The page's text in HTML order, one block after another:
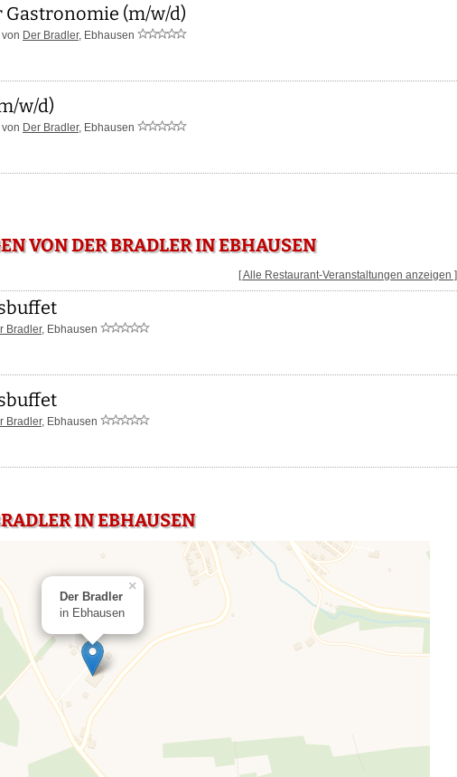
(m/w/d)
Der Bradler, Ebhausen
w/d)
Der Bradler, Ebhausen
VON DER BRADLER IN EBHAUSEN
[ Alle Restaurant-Veranstaltungen anzeigen ]
Bradler, Ebhausen
Bradler, Ebhausen
IN EBHAUSEN
Der Bradler
in Ebhausen
×